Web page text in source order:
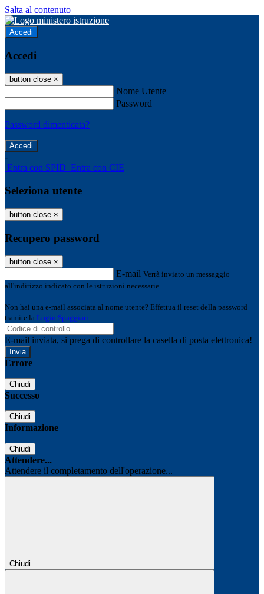
Salta al contenuto
Accedi
Accedi
button close ×
Nome Utente
Password
Password dimenticata?
-
Entra con SPID Entra con CIE
Seleziona utente
button close ×
Recupero password
button close ×
E-mail Verrà inviato un messaggio
all'indirizzo indicato con le istruzioni necessarie.
Non hai una e-mail associata al nome utente? Effettua il reset della password
tramite la Login Spaggiari
E-mail inviata, si prega di controllare la casella di posta elettronica!
Errore
Chiudi
Successo
Chiudi
Informazione
Chiudi
Attendere...
Attendere il completamento dell'operazione...
Chiudi